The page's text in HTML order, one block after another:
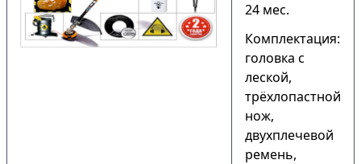
24 мес.
Комплектация:
головка с
леской,
трёхлопастной
нож,
двухплечевой
ремень,